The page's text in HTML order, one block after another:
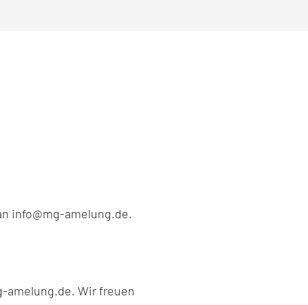
info@mg-amelung.de.
amelung.de. Wir freuen